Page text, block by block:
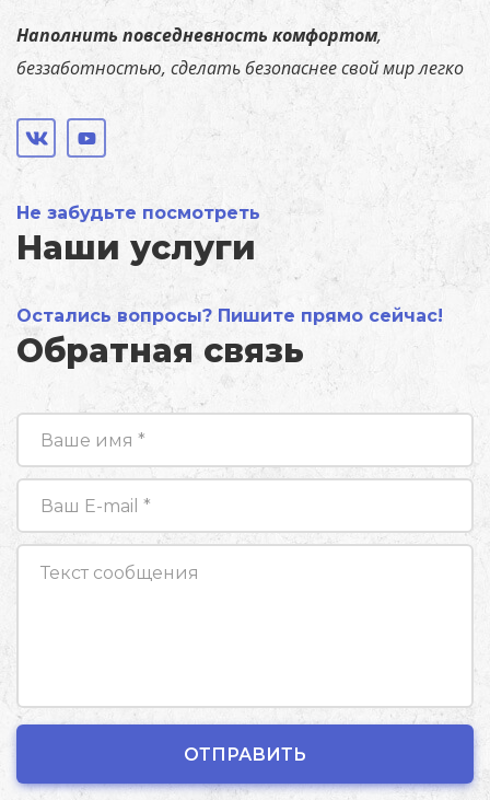
Наполнить повседневность комфортом,
беззаботностью, сделать безопаснее свой мир легко
Не забудьте посмотреть
Наши услуги
Остались вопросы? Пишите прямо сейчас!
Обратная связь